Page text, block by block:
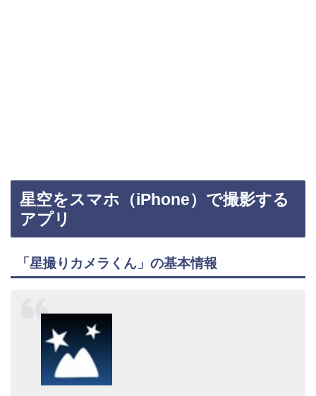
星空をスマホ（iPhone）で撮影する
アプリ
「星撮りカメラくん」の基本情報